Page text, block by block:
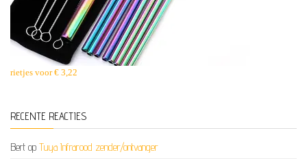
rietjes voor € 3,22
RECENTE REACTIES
Bert op Tuya Infrarood zender/ontvanger